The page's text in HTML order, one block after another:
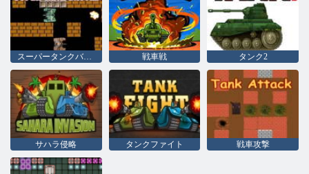
スーパータンクバトル 戦車戦 タンク2
サハラ侵略 タンクファイト 戦車攻撃